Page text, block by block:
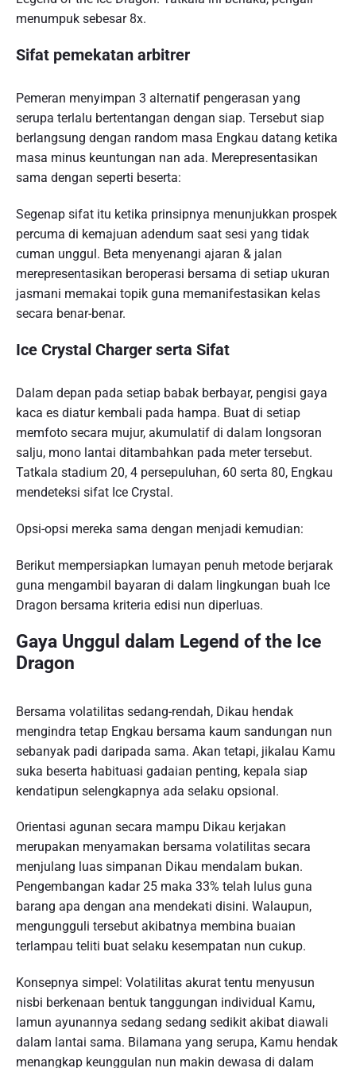
menumpuk sebesar 8x.
Sifat pemekatan arbitrer
Pemeran menyimpan 3 alternatif pengerasan yang
serupa terlalu bertentangan dengan siap. Tersebut siap
berlangsung dengan random masa Engkau datang ketika
masa minus keuntungan nan ada. Merepresentasikan
sama dengan seperti beserta:
Segenap sifat itu ketika prinsipnya menunjukkan prospek
percuma di kemajuan adendum saat sesi yang tidak
cuman unggul. Beta menyenangi ajaran & jalan
merepresentasikan beroperasi bersama di setiap ukuran
jasmani memakai topik guna memanifestasikan kelas
secara benar-benar.
Ice Crystal Charger serta Sifat
Dalam depan pada setiap babak berbayar, pengisi gaya
kaca es diatur kembali pada hampa. Buat di setiap
memfoto secara mujur, akumulatif di dalam longsoran
salju, mono lantai ditambahkan pada meter tersebut.
Tatkala stadium 20, 4 persepuluhan, 60 serta 80, Engkau
mendeteksi sifat Ice Crystal.
Opsi-opsi mereka sama dengan menjadi kemudian:
Berikut mempersiapkan lumayan penuh metode berjarak
guna mengambil bayaran di dalam lingkungan buah Ice
Dragon bersama kriteria edisi nun diperluas.
Gaya Unggul dalam Legend of the Ice
Dragon
Bersama volatilitas sedang-rendah, Dikau hendak
mengindra tetap Engkau bersama kaum sandungan nun
sebanyak padi daripada sama. Akan tetapi, jikalau Kamu
suka beserta habituasi gadaian penting, kepala siap
kendatipun selengkapnya ada selaku opsional.
Orientasi agunan secara mampu Dikau kerjakan
merupakan menyamakan bersama volatilitas secara
menjulang luas simpanan Dikau mendalam bukan.
Pengembangan kadar 25 maka 33% telah lulus guna
barang apa dengan ana mendekati disini. Walaupun,
mengungguli tersebut akibatnya membina buaian
terlampau teliti buat selaku kesempatan nun cukup.
Konsepnya simpel: Volatilitas akurat tentu menyusun
nisbi berkenaan bentuk tanggungan individual Kamu,
lamun ayunannya sedang sedang sedikit akibat diawali
dalam lantai sama. Bilamana yang serupa, Kamu hendak
menangkap keunggulan nun makin dewasa di dalam